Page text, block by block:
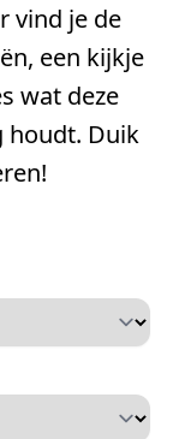
vind je de
een kijkje
wat deze
houdt. Duik